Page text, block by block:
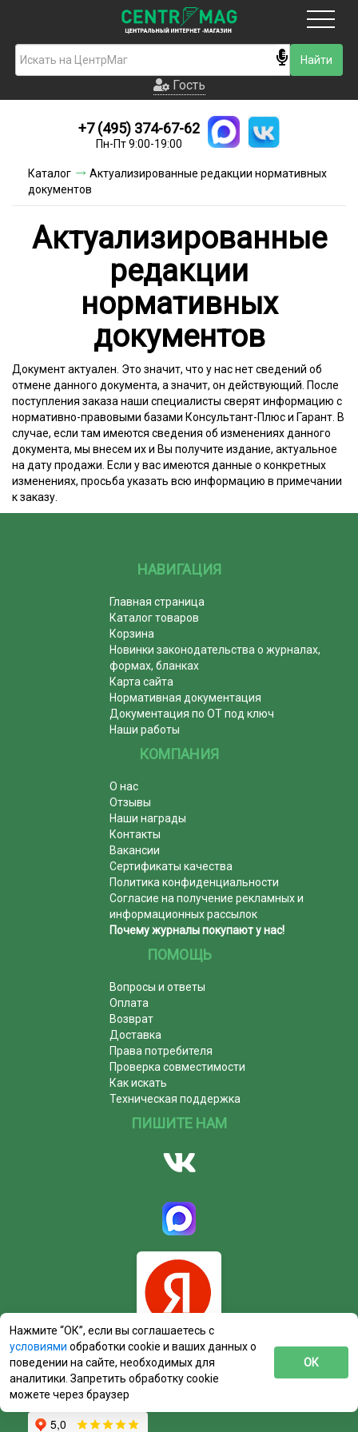
Гость
Новинки
Условия доставки
Контакты
Акции и скидки
Гость
+7 (495) 374-67-62
Пн-Пт 9:00-19:00
Каталог
Актуализированные редакции нормативных
документов
Актуализированные
редакции
нормативных
документов
Документ актуален. Это значит, что у нас нет сведений об
отмене данного документа, а значит, он действующий. После
поступления заказа наши специалисты сверят информацию с
нормативно-правовыми базами Консультант-Плюс и Гарант. В
случае, если там имеются сведения об изменениях данного
документа, мы внесем их и Вы получите издание, актуальное
на дату продажи. Если у вас имеются данные о конкретных
изменениях, просьба указать всю информацию в примечании
к заказу.
НАВИГАЦИЯ
Главная страница
Каталог товаров
Корзина
Новинки законодательства о журналах,
формах, бланках
Карта сайта
Нормативная документация
Документация по ОТ под ключ
Наши работы
КОМПАНИЯ
О нас
Отзывы
Наши награды
Контакты
Вакансии
Сертификаты качества
Политика конфиденциальности
Согласие на получение рекламных и
информационных рассылок
Почему журналы покупают у нас!
ПОМОЩЬ
Вопросы и ответы
Оплата
Возврат
Доставка
Права потребителя
Проверка совместимости
Как искать
Техническая поддержка
ПИШИТЕ НАМ
Нажмите “ОК”, если вы соглашаетесь с
условиями обработки cookie и ваших данных о
поведении на сайте, необходимых для
аналитики. Запретить обработку cookie
можете через браузер
ОК